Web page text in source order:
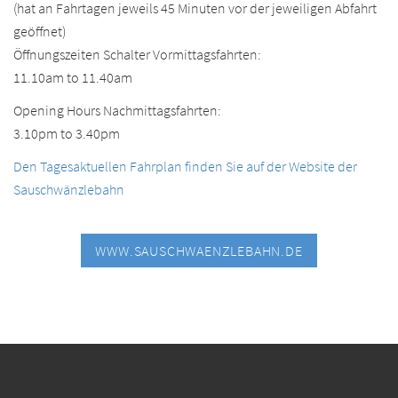
(hat an Fahrtagen jeweils 45 Minuten vor der jeweiligen Abfahrt
geöffnet)
Öffnungszeiten Schalter Vormittagsfahrten:
11.10am to 11.40am
Opening Hours Nachmittagsfahrten:
3.10pm to 3.40pm
Den Tagesaktuellen Fahrplan finden Sie auf der Website der
Sauschwänzlebahn
WWW.SAUSCHWAENZLEBAHN.DE